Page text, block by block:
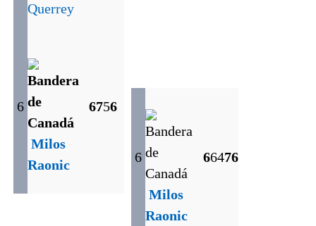
Querrey
6
Milos
Raonic
6756
6
Milos
Raonic
66476